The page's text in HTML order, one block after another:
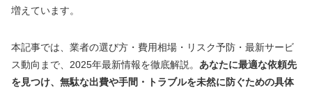
増えています。
本記事では、業者の選び方・費用相場・リスク予防・最新サービ
ス動向まで、2025年最新情報を徹底解説。 あなたに最適な依頼先
を見つけ、無駄な出費や手間・トラブルを未然に防ぐための具体